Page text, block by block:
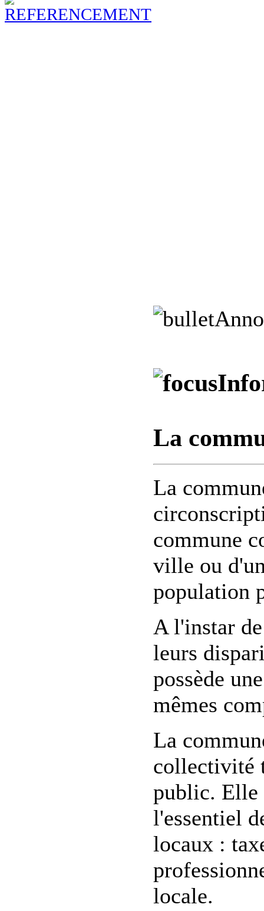
La
La
commune
ville ou
population
A l'instar
leurs
possède
mêmes
La
collectivité
public. Elle
l'essentiel
locaux :
locale.